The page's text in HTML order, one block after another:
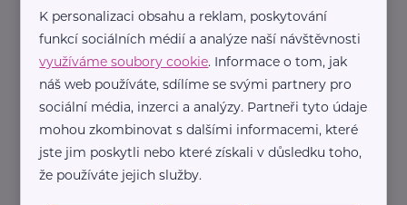
dobryandel@dobryandel.cz
Nadační fond Spolu s odvahou
Žižkova 403 Mladá Boleslav
je nezisková organizace, jejímž
K personalizaci obsahu a reklam, poskytování
funkcí sociálních médií a analýze naší návštěvnosti
využíváme soubory cookie. Informace o tom, jak
náš web používáte, sdílíme se svými partnery pro
sociální média, inzerci a analýzy. Partneři tyto údaje
mohou zkombinovat s dalšími informacemi, které
jste jim poskytli nebo které získali v důsledku toho,
že používáte jejich služby.